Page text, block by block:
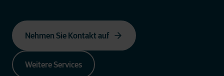
Nehmen Sie Kontakt auf
Weitere Services